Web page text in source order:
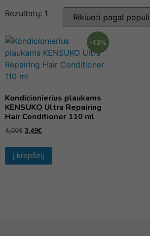
Rezultatų: 1
-13%
Kondicionierius plaukams
KENSUKO Ultra Repairing
Hair Conditioner 110 ml
4,00€ 3,49€
Į krepšelį